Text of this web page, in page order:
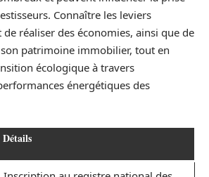
Connaître les leviers
réaliser des économies, ainsi que de
patrimoine immobilier, tout en
écologique à travers
énergétiques des
Détails